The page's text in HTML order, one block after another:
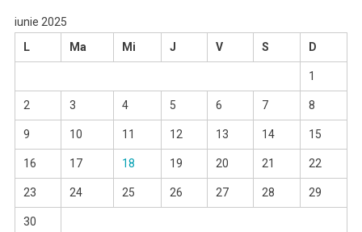
iunie 2025
L
Ma Mi J V S D
1
2 3 4 5 6 7 8
9 10 11 12 13 14 15
16 17 18 19 20 21 22
23 24 25 26 27 28 29
30